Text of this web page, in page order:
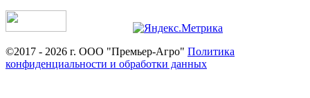
©2017 - 2026 г. ООО "Премьер-Агро" Политика
конфиденциальности и обработки данных